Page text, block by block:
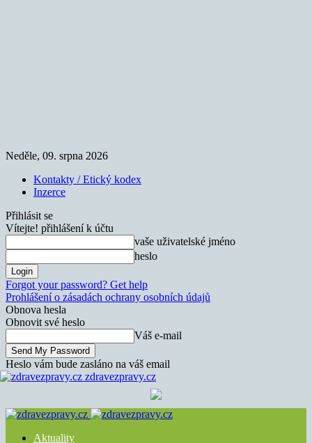
Neděle, 09. srpna 2026
Kontakty / Etický kodex
Inzerce
Přihlásit se
Vítejte! přihlášení k účtu
vaše uživatelské jméno
heslo
Forgot your password? Get help
Prohlášení o zásadách ochrany osobních údajů
Obnova hesla
Obnovit své heslo
Váš e-mail
Heslo vám bude zasláno na váš email
zdravezpravy.cz
Aktuality